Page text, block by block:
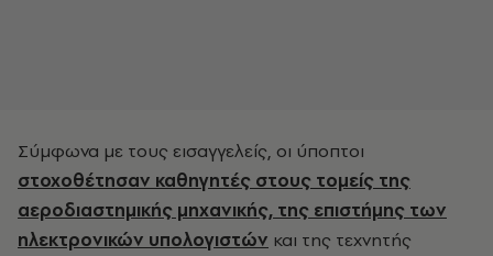
Σύμφωνα με τους εισαγγελείς, οι ύποπτοι
στοχοθέτησαν καθηγητές στους τομείς της
αεροδιαστημικής μηχανικής, της επιστήμης των
ηλεκτρονικών υπολογιστών και της τεχνητής